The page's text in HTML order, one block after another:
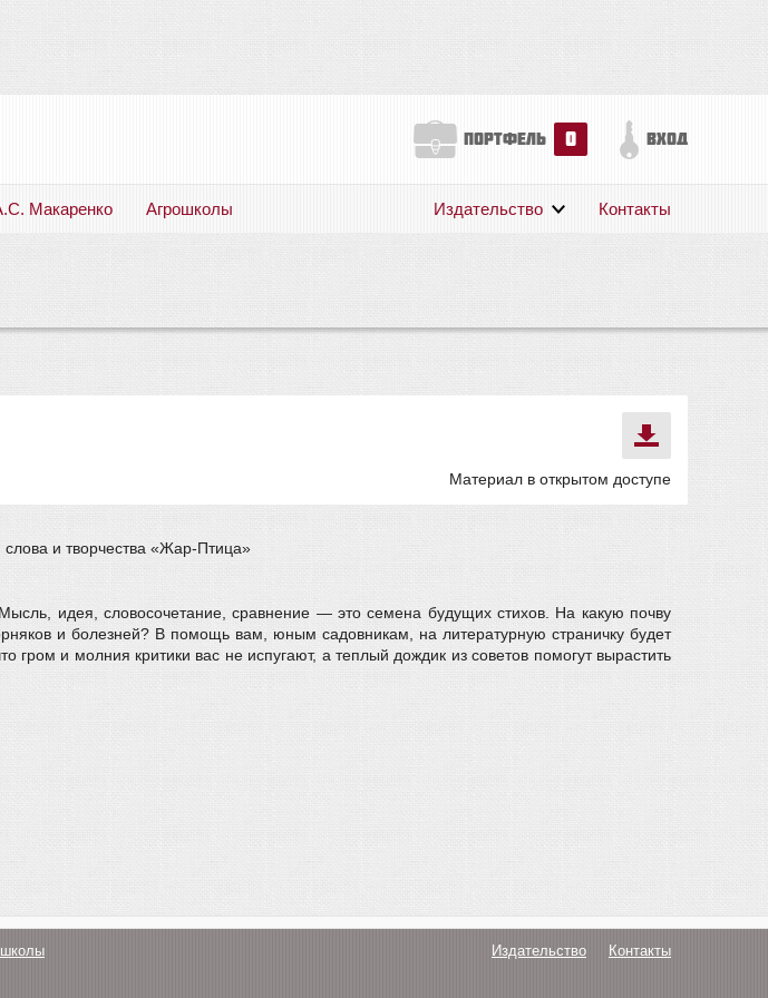
портфель 0 вход
Макаренко Агрошколы Издательство Контакты
Материал в открытом доступе
слова и творчества «Жар-Птица»
идея, словосочетание, сравнение — это семена будущих стихов. На какую почву
и болезней? В помощь вам, юным садовникам, на литературную страничку будет
и молния критики вас не испугают, а теплый дождик из советов помогут вырастить
Издательство Контакты